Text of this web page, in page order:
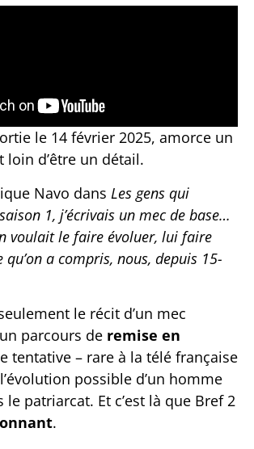
le 14 février 2025, amorce un
loin d’être un détail.
Navo dans Les gens qui
1, j’écrivais un mec de base…
voulait le faire évoluer, lui faire
qu’on a compris, nous, depuis 15-
le récit d’un mec
parcours de remise en
tentative – rare à la télé française
possible d’un homme
le patriarcat. Et c’est là que Bref 2
.